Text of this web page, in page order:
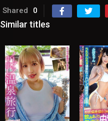
Shared 0
Similar titles